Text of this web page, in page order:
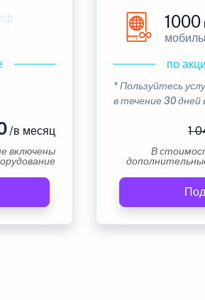
/в месяц
включены
1000
по
* Пользуйтесь
в течение 30 дней
1
В